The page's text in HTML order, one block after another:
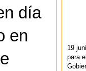
día
en
19
para